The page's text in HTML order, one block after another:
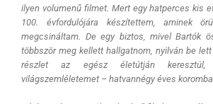
ilyen volumenű filmet. Mert egy hatperces kis
100. évfordulójára készítettem, aminek
megcsináltam. De egy biztos, mivel Bartók
többször meg kellett hallgatnom, nyilván be
részlet az egész életútján keresztül,
világszemléletemet – hatvannégy éves